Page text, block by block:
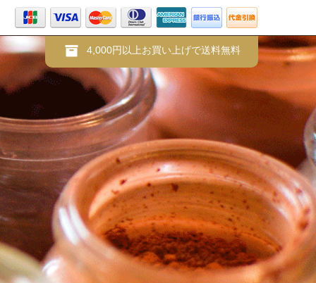
4,000円以上お買い上げで送料無料